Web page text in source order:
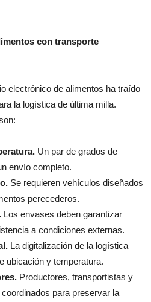
con transporte
electrónico de alimentos ha traído
la logística de última milla.
Un par de grados de
envío completo.
Se requieren vehículos diseñados
perecederos.
Los envases deben garantizar
a condiciones externas.
La digitalización de la logística
ubicación y temperatura.
Productores, transportistas y
para preservar la